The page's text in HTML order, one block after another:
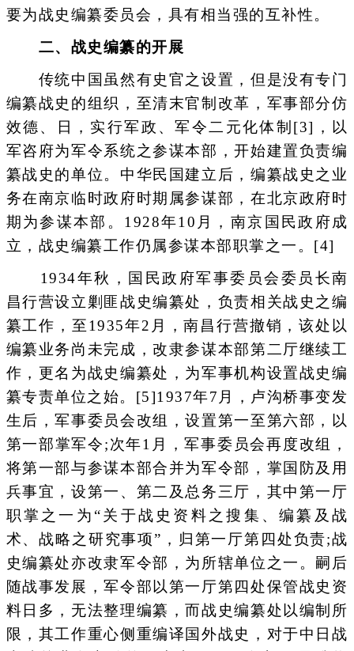
要为战史编纂委员会，具有相当强的互补性。
二、战史编纂的开展
传统中国虽然有史官之设置，但是没有专门
编纂战史的组织，至清末官制改革，军事部分仿
效德、日，实行军政、军令二元化体制[3]，以
军咨府为军令系统之参谋本部，开始建置负责编
纂战史的单位。中华民国建立后，编纂战史之业
务在南京临时政府时期属参谋部，在北京政府时
期为参谋本部。1928年10月，南京国民政府成
立，战史编纂工作仍属参谋本部职掌之一。[4]
1934年秋，国民政府军事委员会委员长南
昌行营设立剿匪战史编纂处，负责相关战史之编
纂工作，至1935年2月，南昌行营撤销，该处以
编纂业务尚未完成，改隶参谋本部第二厅继续工
作，更名为战史编纂处，为军事机构设置战史编
纂专责单位之始。[5]1937年7月，卢沟桥事变发
生后，军事委员会改组，设置第一至第六部，以
第一部掌军令;次年1月，军事委员会再度改组，
将第一部与参谋本部合并为军令部，掌国防及用
兵事宜，设第一、第二及总务三厅，其中第一厅
职掌之一为“关于战史资料之搜集、编纂及战
术、战略之研究事项”，归第一厅第四处负责;战
史编纂处亦改隶军令部，为所辖单位之一。嗣后
随战事发展，军令部以第一厅第四处保管战史资
料日多，无法整理编纂，而战史编纂处以编制所
限，其工作重心侧重编译国外战史，对于中日战